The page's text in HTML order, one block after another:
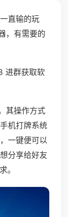
直输的玩
，有需要的
进群获取软
其操作方式
机打牌系统
一键便可以
分享给好友
。